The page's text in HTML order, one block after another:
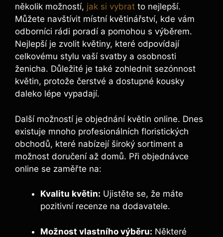
několik možností, jak si vybrat to nejlepší.
Můžete navštívit místní květinářství, kde vám
odborníci rádi poradí a pomohou s výběrem.
Nejlepší je zvolit květiny, které odpovídají
celkovému stylu vaší svatby a osobnosti
ženicha. Důležité je také zohlednit sezónnost
květin, protože čerstvé a dostupné kousky
daleko lépe vypadají.
Další možností je objednání květin online. Dnes
existuje mnoho profesionálních floristických
obchodů, které nabízejí široký sortiment a
možnost doručení až domů. Při objednávce
online se zaměřte na:
Kvalitu květin: Ujistěte se, že máte
pozitivní recenze na dodavatele.
Možnost vlastního výběru: Některé